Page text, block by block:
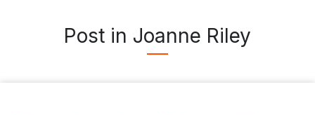
Post in Joanne Riley